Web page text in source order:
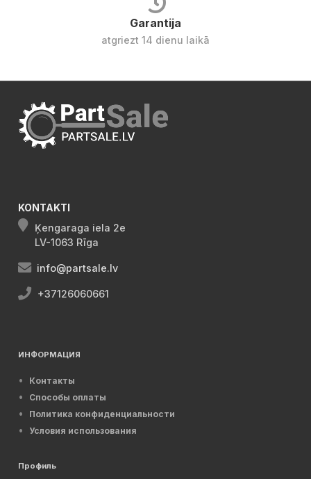
Garantija
atgriezt 14 dienu laikā
KONTAKTI
Ķengaraga iela 2e
LV-1063 Rīga
info@partsale.lv
+37126060661
ИНФОРМАЦИЯ
Контакты
Способы оплаты
Политика конфиденциальности
Условия использования
Профиль